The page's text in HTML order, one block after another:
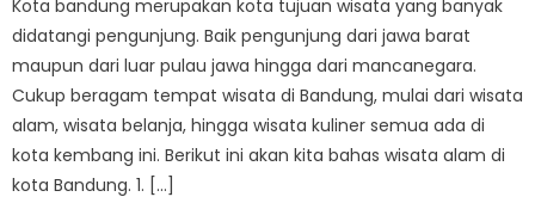
Kota bandung merupakan kota tujuan wisata yang banyak
didatangi pengunjung. Baik pengunjung dari jawa barat
maupun dari luar pulau jawa hingga dari mancanegara.
Cukup beragam tempat wisata di Bandung, mulai dari wisata
alam, wisata belanja, hingga wisata kuliner semua ada di
kota kembang ini. Berikut ini akan kita bahas wisata alam di
kota Bandung. 1. […]